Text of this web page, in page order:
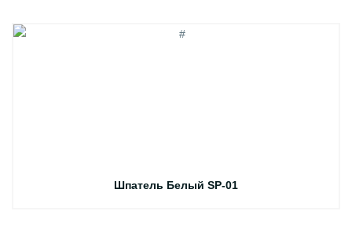
Шпатель Белый SP-01